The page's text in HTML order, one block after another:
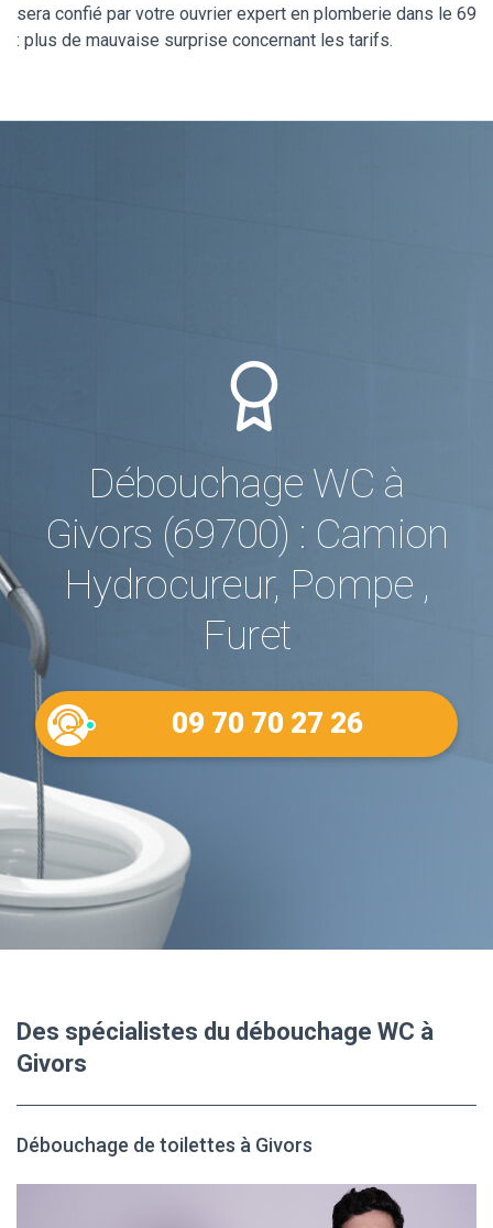
sera confié par votre ouvrier expert en plomberie dans le 69
: plus de mauvaise surprise concernant les tarifs.
Débouchage WC à
Givors (69700) : Camion
Hydrocureur, Pompe ,
Furet
09 70 70 27 26
Des spécialistes du débouchage WC à
Givors
Débouchage de toilettes à Givors